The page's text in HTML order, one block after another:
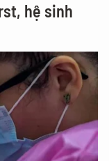
hệ sinh